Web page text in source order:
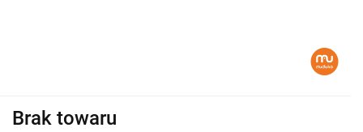
Brak towaru